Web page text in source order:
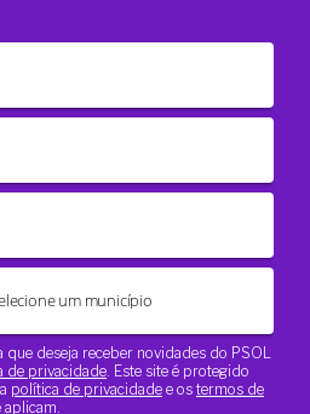
deseja receber novidades do PSOL
de privacidade . Este site é protegido
política de privacidade e os termos de